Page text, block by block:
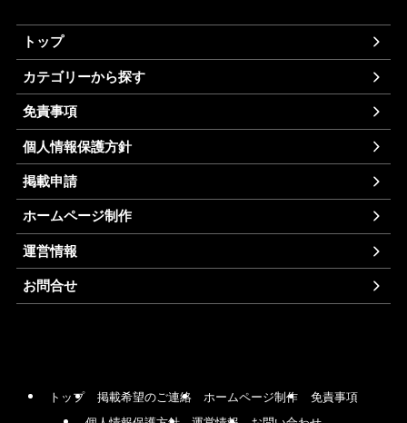
トップ
カテゴリーから探す
免責事項
個人情報保護方針
掲載申請
ホームページ制作
運営情報
お問合せ
トップ 掲載希望のご連絡 ホームページ制作
免責事項